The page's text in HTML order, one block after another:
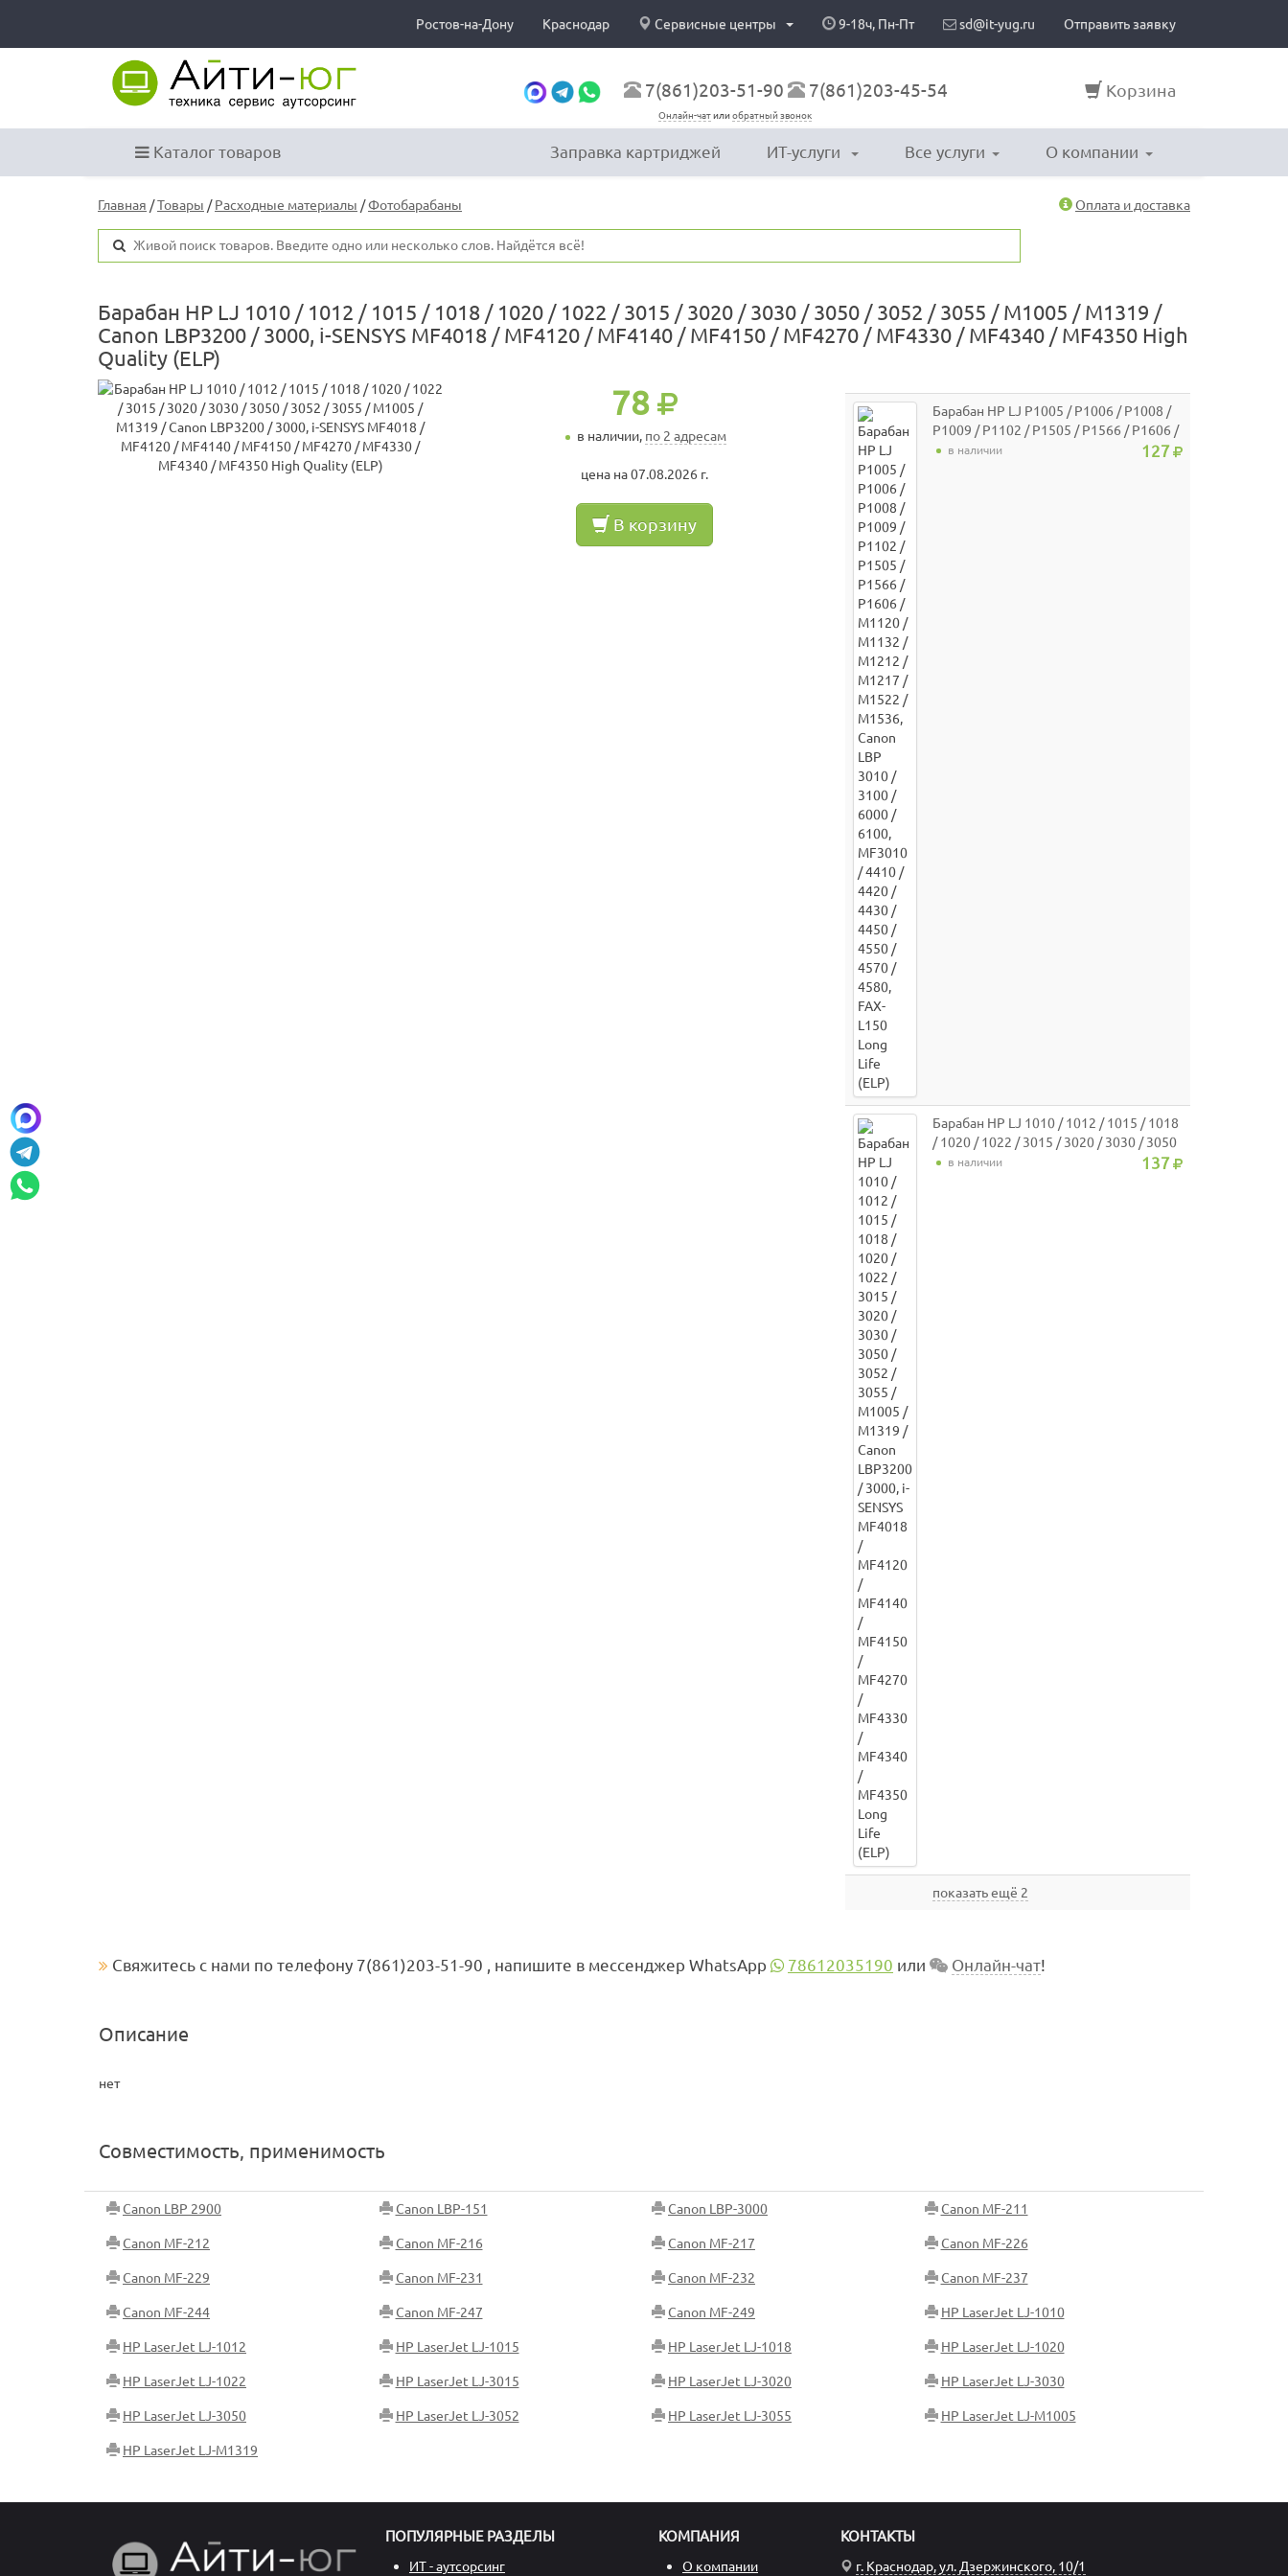
Ростов-на-Дону Краснодар Сервисные центры 9-18ч, Пн-Пт sd@it-yug.ru Отправить заявку
7(861)203-51-90 7(861)203-45-54
Онлайн-чатилиобратный звонок
Корзина
Каталог товаров Заправка картриджей ИТ-услуги Все услуги О компании
Главная /Товары /Расходные материалы /Фотобарабаны Оплата и доставка
Барабан HP LJ 1010 / 1012 / 1015 / 1018 / 1020 / 1022 / 3015 / 3020 / 3030 / 3050 / 3052 / 3055 / M1005 / M1319 /
Canon LBP3200 / 3000, i-SENSYS MF4018 / MF4120 / MF4140 / MF4150 / MF4270 / MF4330 / MF4340 / MF4350 High
Quality (ELP)
78
в наличии, по 2 адресам
цена на 07.08.2026 г.
В корзину
Барабан HP LJ P1005 / P1006 / P1008 /
P1009 / P1102 / P1505 / P1566 / P1606 /
M1120 / M1132 / M1212 / M1217 /
в наличии 127
Барабан HP LJ 1010 / 1012 / 1015 / 1018
/ 1020 / 1022 / 3015 / 3020 / 3030 / 3050
/ 3052 / 3055 / M1005 / M1319 / Canon
в наличии 137
показать ещё 2
Свяжитесь с нами по телефону 7(861)203-51-90 , напишите в мессенджер WhatsApp 78612035190 или Онлайн-чат!
Описание
нет
Совместимость, применимость
Canon LBP 2900 Canon LBP-151 Canon LBP-3000 Canon MF-211
Canon MF-212 Canon MF-216 Canon MF-217 Canon MF-226
Canon MF-229 Canon MF-231 Canon MF-232 Canon MF-237
Canon MF-244 Canon MF-247 Canon MF-249 HP LaserJet LJ-1010
HP LaserJet LJ-1012 HP LaserJet LJ-1015 HP LaserJet LJ-1018 HP LaserJet LJ-1020
HP LaserJet LJ-1022 HP LaserJet LJ-3015 HP LaserJet LJ-3020 HP LaserJet LJ-3030
HP LaserJet LJ-3050 HP LaserJet LJ-3052 HP LaserJet LJ-3055 HP LaserJet LJ-M1005
HP LaserJet LJ-M1319
ПОПУЛЯРНЫЕ РАЗДЕЛЫ
ИТ - аутсорсинг
КОМПАНИЯ
О компании
КОНТАКТЫ
г. Краснодар, ул. Дзержинского, 10/1